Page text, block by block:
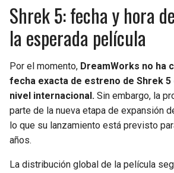
Shrek 5: fecha y hora
la esperada película
Por el momento, DreamWorks no ha
fecha exacta de estreno de Shrek 5
nivel internacional. Sin embargo, la
parte de la nueva etapa de expansión
lo que su lanzamiento está previsto
años.
La distribución global de la película